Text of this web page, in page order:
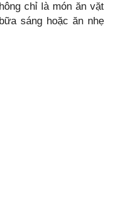
chỉ là món ăn vặt
sáng hoặc ăn nhẹ